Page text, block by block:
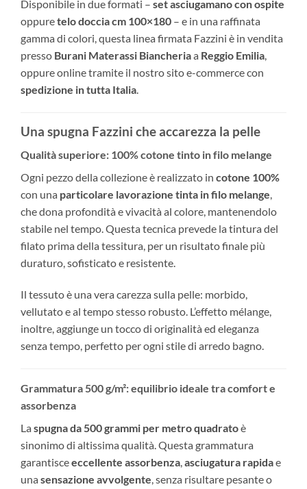
Disponibile in due formati – set asciugamano con ospite
oppuretelo doccia cm 100×180 – e in una raffinata
gamma di colori, questa linea firmata Fazzini è in vendita
presso Burani Materassi Biancheriaa Reggio Emilia,
oppure online tramite il nostro sito e-commerce con
spedizione in tutta Italia.
Una spugna Fazzini che accarezza la pelle
Qualità superiore: 100% cotone tinto in filo melange
Ogni pezzo della collezione è realizzato in cotone 100%
con una particolare lavorazione tinta in filo melange,
che dona profondità e vivacità al colore, mantenendolo
stabile nel tempo. Questa tecnica prevede la tintura del
filato prima della tessitura, per un risultato finale più
duraturo, sofisticato e resistente.
Il tessuto è una vera carezza sulla pelle: morbido,
vellutato e al tempo stesso robusto. L’effetto mélange,
inoltre, aggiunge un tocco di originalità ed eleganza
senza tempo, perfetto per ogni stile di arredo bagno.
Grammatura 500 g/m²: equilibrio ideale tra comfort e
assorbenza
La spugna da 500 grammi per metro quadratoè
sinonimo di altissima qualità. Questa grammatura
garantisceeccellente assorbenza,asciugatura rapidae
una sensazione avvolgente, senza risultare pesante o